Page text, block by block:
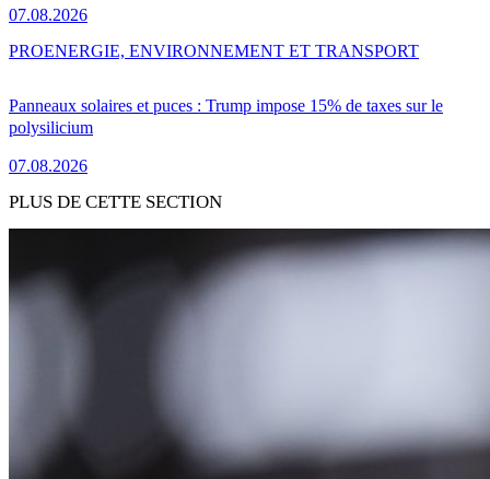
07.08.2026
Panneaux solaires et puces : Trump impose 15% de taxes sur le
polysilicium
07.08.2026
PROENERGIE, ENVIRONNEMENT ET TRANSPORT
PLUS DE CETTE SECTION